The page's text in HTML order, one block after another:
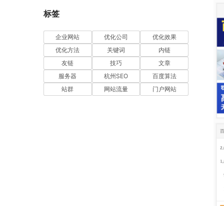
标签
企业网站 优化公司
优化效果
优化方法
关键词
内链
友链
技巧
文章
服务器
杭州SEO
百度算法
站群
网站流量 门户网站